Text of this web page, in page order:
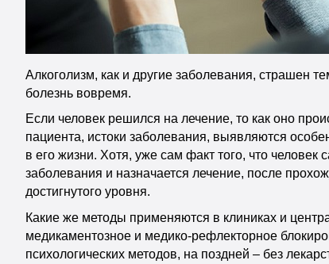
Алкоголизм, как и другие заболевания, страшен
болезнь вовремя.
Если человек решился на лечение, то как оно
пациента, истоки заболевания, выявляются
в его жизни. Хотя, уже сам факт того, что
заболевания и назначается лечение, после
достигнутого уровня.
Какие же методы применяются в клиниках и
медикаментозное и медико-рефлекторное
психологических методов, на поздней – без